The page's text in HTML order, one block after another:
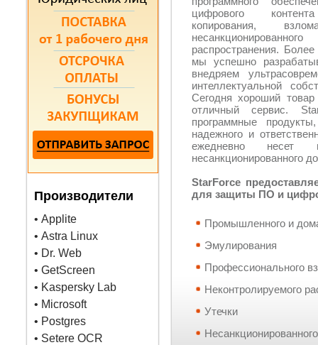
Производители
• Applite
• Astra Linux
• Dr. Web
• GetScreen
• Kaspersky Lab
• Microsoft
• Postgres
• Setere OCR
цифрового
копирования,
несанкционированного
распространения.
мы успешно
внедряем
интеллектуальной
Сегодня хороший
отличный сервис.
программные
надежного и
ежедневно несет
несанкционированного
StarForce
для защиты ПО и
Промышленного и
Эмулирования
Профессионального
Неконтролируемого
Утечки